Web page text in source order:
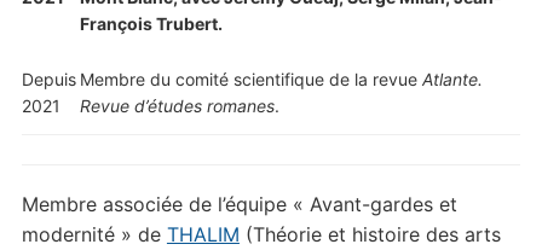
François Trubert.
Depuis
2021
Membre du comité scientifique de la revue Atlante.
Revue d’études romanes.
Membre associée de l’équipe « Avant-gardes et
modernité » de THALIM (Théorie et histoire des arts